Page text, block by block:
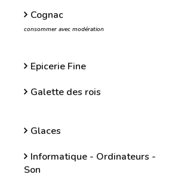
Cognac
consommer avec modération
Epicerie Fine
Galette des rois
Glaces
Informatique - Ordinateurs -
Son